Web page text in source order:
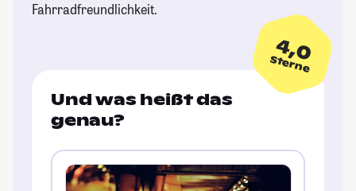
Fahrradfreundlichkeit.
4,0
Sterne
Und was heißt das
genau?